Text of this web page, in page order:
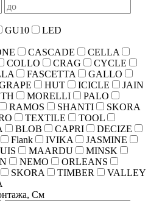
GU10
LED
CASCADE
CELLA
COLLO CRAG
CYCLE
FASCETTA
GALLO
HUT ICICLE
JAIN
MORELLI
PALO
RAMOS SHANTI
SKORA
TEXTILE
TOOL
BLOB CAPRI
DECIZE
Flank IVIKA
JASMINE
MAARDU
MINSK
NEMO
ORLEANS
SKORA TIMBER
VALLEY
См